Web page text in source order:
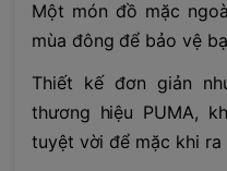
Một món đồ mặc
mùa đông để bảo vệ
Thiết kế đơn giản
thương hiệu PUMA,
tuyệt vời để mặc khi ra